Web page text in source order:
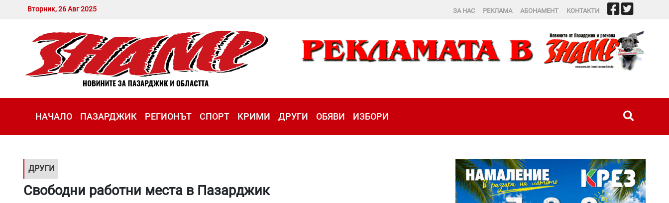
Вторник, 26 Авг 2025 ЗА НАС РЕКЛАМА АБОНАМЕНТ КОНТАКТИ
НАЧАЛО ПАЗАРДЖИК РЕГИОНЪТ СПОРТ КРИМИ ДРУГИ ОБЯВИ ИЗБОРИ
ДРУГИ
Свободни работни места в Пазарджик